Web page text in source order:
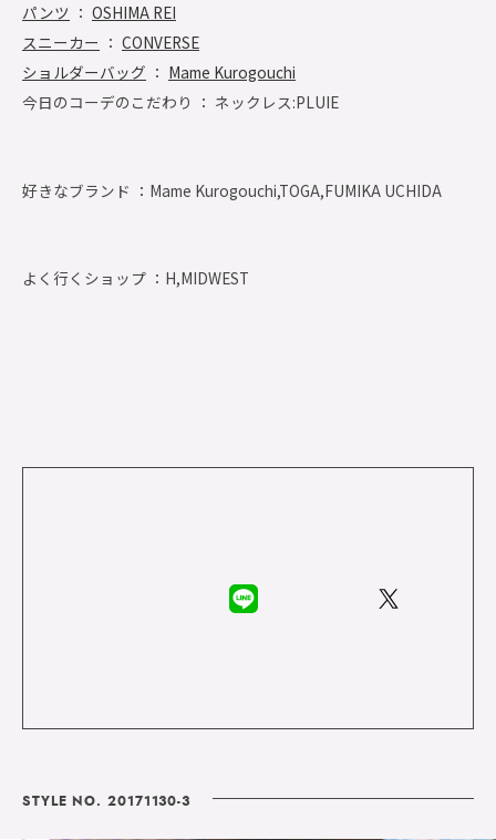
パンツ ： OSHIMA REI
スニーカー ： CONVERSE
ショルダーバッグ ： Mame Kurogouchi
今日のコーデのこだわり ： ネックレス:PLUIE
好きなブランド ： Mame Kurogouchi,TOGA,FUMIKA UCHIDA
よく行くショップ ： H,MIDWEST
STYLE NO. 20171130-3